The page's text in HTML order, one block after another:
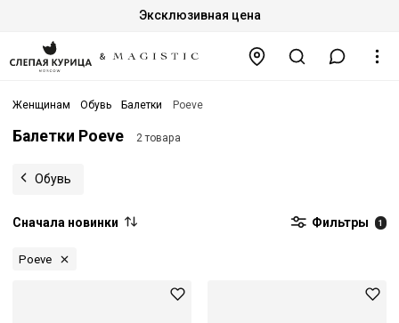
Эксклюзивная цена
Женщинам Обувь Балетки Poeve
Балетки Poeve 2 товара
Обувь
Сначала новинки Фильтры 1
Poeve